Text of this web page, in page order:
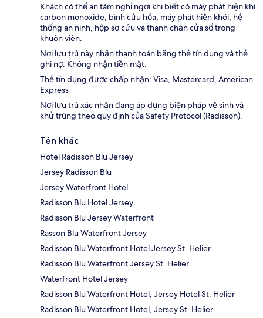
Khách có thể an tâm nghỉ ngơi khi biết có máy phát hiện khí
carbon monoxide, bình cứu hỏa, máy phát hiện khói, hệ
thống an ninh, hộp sơ cứu và thanh chắn cửa sổ trong
khuôn viên.
Nơi lưu trú này nhận thanh toán bằng thẻ tín dụng và thẻ
ghi nợ. Không nhận tiền mặt.
Thẻ tín dụng được chấp nhận: Visa, Mastercard, American
Express
Nơi lưu trú xác nhận đang áp dụng biện pháp vệ sinh và
khử trùng theo quy định của Safety Protocol (Radisson).
Tên khác
Hotel Radisson Blu Jersey
Jersey Radisson Blu
Jersey Waterfront Hotel
Radisson Blu Hotel Jersey
Radisson Blu Jersey Waterfront
Rasson Blu Waterfront Jersey
Radisson Blu Waterfront Hotel Jersey St. Helier
Radisson Blu Waterfront Jersey St. Helier
Waterfront Hotel Jersey
Radisson Blu Waterfront Hotel, Jersey Hotel St. Helier
Radisson Blu Waterfront Hotel, Jersey St. Helier